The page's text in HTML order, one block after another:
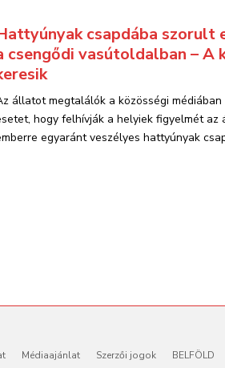
csapdába szorult
csengődi vasútoldalban – A
állatot megtalálók a közösségi
hogy felhívják a helyiek figyelmét az
egyaránt veszélyes hattyúnyak
Médiaajánlat Szerzői jogok BELFÖLD